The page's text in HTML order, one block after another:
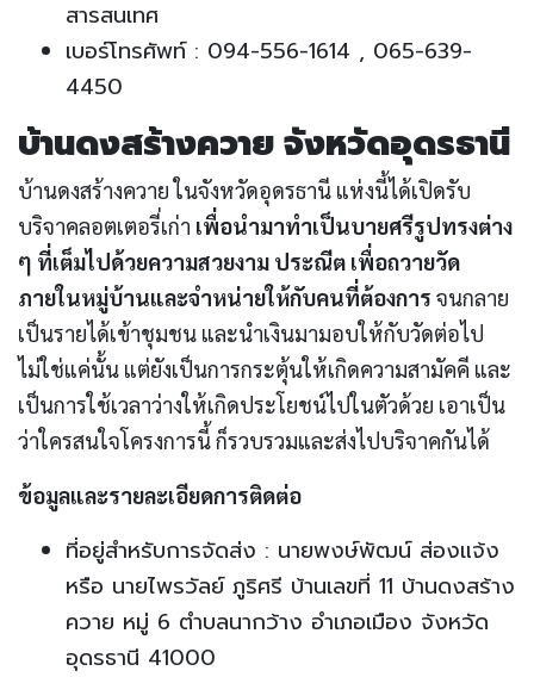
สารสนเทศ
เบอร์โทรศัพท์ : 094-556-1614 , 065-639-
4450
บ้านดงสร้างควาย จังหวัดอุดรธานี
บ้านดงสร้างควาย ในจังหวัดอุดรธานี แห่งนี้ได้เปิดรับ
บริจาคลอตเตอรี่เก่า เพื่อนำมาทำเป็นบายศรีรูปทรงต่าง
ๆ ที่เต็มไปด้วยความสวยงาม ประณีต เพื่อถวายวัด
ภายในหมู่บ้านและจำหน่ายให้กับคนที่ต้องการ จนกลาย
เป็นรายได้เข้าชุมชน และนำเงินมามอบให้กับวัดต่อไป
ไม่ใช่แค่นั้น แต่ยังเป็นการกระตุ้นให้เกิดความสามัคคี และ
เป็นการใช้เวลาว่างให้เกิดประโยชน์ไปในตัวด้วย เอาเป็น
ว่าใครสนใจโครงการนี้ ก็รวบรวมและส่งไปบริจาคกันได้
ข้อมูลและรายละเอียดการติดต่อ
ที่อยู่สำหรับการจัดส่ง : นายพงษ์พัฒน์ ส่องแจ้ง
หรือ นายไพรวัลย์ ภูริศรี บ้านเลขที่ 11 บ้านดงสร้าง
ควาย หมู่ 6 ตำบลนากว้าง อำเภอเมือง จังหวัด
อุดรธานี 41000